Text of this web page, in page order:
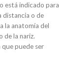
está indicado para
distancia o de
la anatomía del
de la nariz.
puede ser